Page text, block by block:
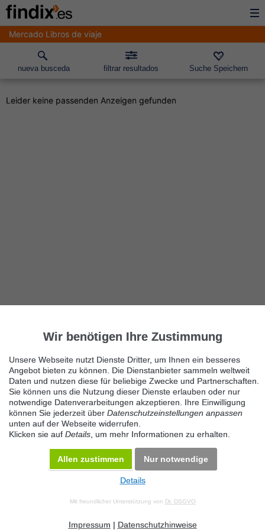
Mercado Libros de viaje
nueva busceda filtrar resultados Suche Speichern
Leider keine passenden Anzeigen gefunden
Datenschutz Impressum Kontakt Datenschutz anpassen Desktop Version
Wir benötigen Ihre Zustimmung
Unsere Webseite nutzt Dienste Dritter, um Ihnen ein besseres
Angebot bieten zu können. Die Dienstanbieter sammeln weltweit
Daten und nutzen diese für beliebige Zwecke und Partnerschaften.
Sie können uns die Nutzung dieser Dienste erlauben oder nur
notwendige Datenverarbeitungen akzeptieren. Ihre Einwilligung
können Sie jederzeit über Datenschutzeinstellungen anpassen
unten auf der Webseite widerrufen.
Klicken sie auf Details , um mehr Informationen zu erhalten.
Allen zustimmen Nur notwendige
Details
Mit freundlicher Unterstützung von Dr. DSGVO
Impressum | Datenschutzhinweise